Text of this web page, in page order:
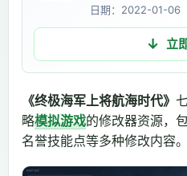
日期：2022-01-06
立
《终极海军上将航海时代》
略模拟游戏的修改器资源，
名誉技能点等多种修改内容